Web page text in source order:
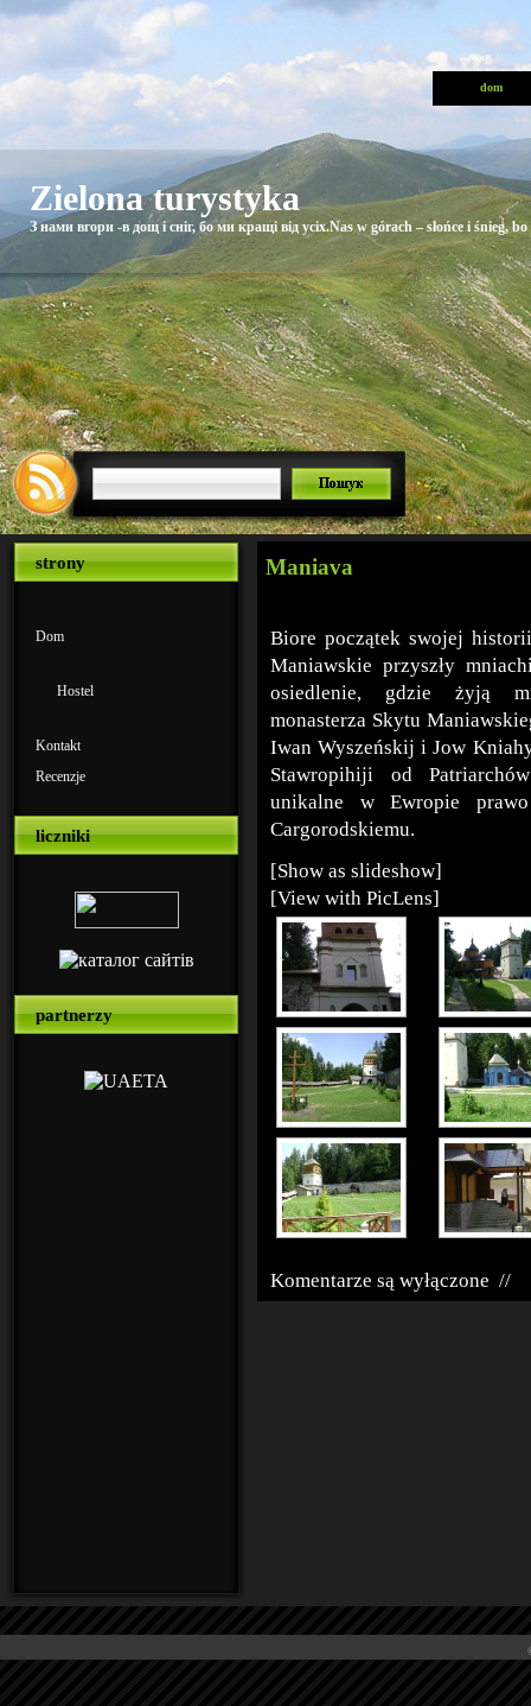
dom
Zielona turystyka
З нами вгори -в дощ і сніг, бо ми кращі від усіх.Nas w górach – słońce i śnieg,
strony
Dom
Hostel
Kontakt
Recenzje
liczniki
partnerzy
Maniava
Biore początek swojej
Maniawskie przyszły
osiedlenie, gdzie żyją
monasterza Skytu
Iwan Wyszeńskij i Jow
Stawropihiji od
unikalne w Ewropie prawo
Cargorodskiemu.
[Show as slideshow]
[View with PicLens]
Komentarze są wyłączone //